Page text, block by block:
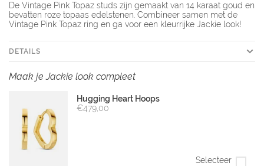
De Vintage Pink Topaz studs zijn gemaakt van 14 karaat goud en
bevatten roze topaas edelstenen. Combineer samen met de
Vintage Pink Topaz ring en ga voor een kleurrijke Jackie look!
DETAILS
Maak je Jackie look compleet
Hugging Heart Hoops
€479,00
Selecteer